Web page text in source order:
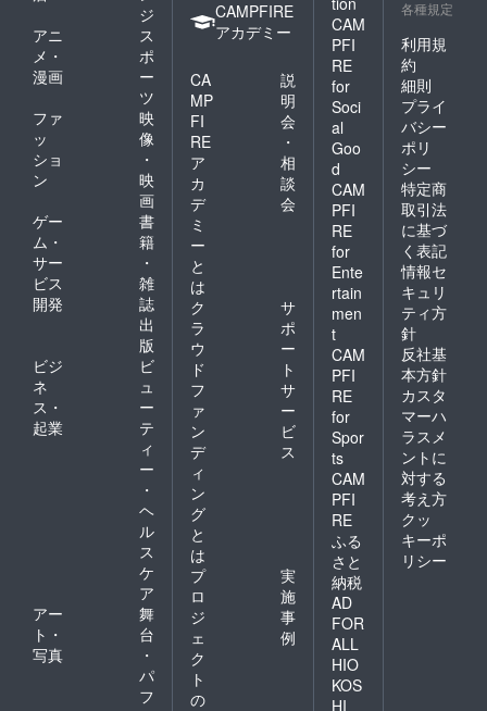
ジ
アニ
メ・
漫画
ス
ポ
ー
ツ
ファ
ッ
ショ
ン
映
像
・
映
画
ゲー
ム・
サー
ビス
開発
書
籍
・
雑
誌
出
版
ビジ
ネ
ス・
起業
ビ
ュ
ー
テ
ィ
ー
・
ヘ
ル
ス
ケ
ア
アー
ト・
写真
舞
台
・
パ
フ
CAMPFIRE
アカデミー
CA
MP
FI
RE
ア
カ
デ
ミ
ー
と
は
説
明
会
・
相
談
会
ク
ラ
ウ
ド
フ
ァ
ン
デ
ィ
ン
グ
と
は
サ
ポ
ー
ト
サ
ー
ビ
ス
プ
ロ
ジ
ェ
ク
ト
の
実
施
事
例
CAM
PFI
RE
for
Soci
al
Goo
d
CAM
PFI
RE
for
Ente
rtain
men
t
CAM
PFI
RE
for
Spor
ts
CAM
PFI
RE
ふる
さと
納税
AD
FOR
ALL
HIO
KOS
HI
各種規定
利用規
約
細則
プライ
バシー
ポリ
シー
特定商
取引法
に基づ
く表記
情報セ
キュリ
ティ方
針
反社基
本方針
カスタ
マーハ
ラスメ
ントに
対する
考え方
クッ
キーポ
リシー